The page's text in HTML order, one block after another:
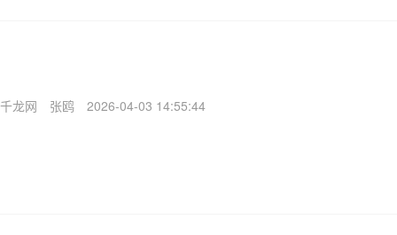
千龙网 张鸥 2026-04-03 14:55:44